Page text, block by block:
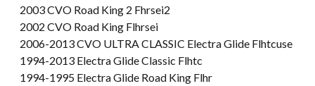
2003 CVO Road King 2 Fhrsei2
2002 CVO Road King Flhrsei
2006-2013 CVO ULTRA CLASSIC Electra Glide Flhtcuse
1994-2013 Electra Glide Classic Flhtc
1994-1995 Electra Glide Road King Flhr